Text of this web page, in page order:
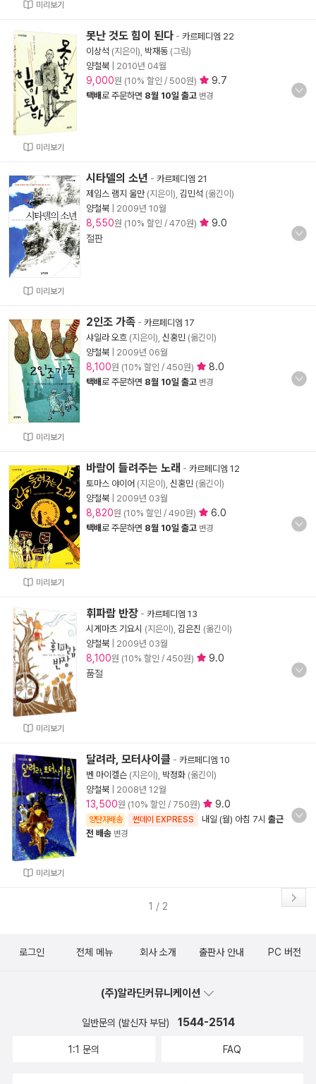
미리보기
미리보기
못난 것도 힘이 된다 - 카르페디엠 22
이상석 (지은이), 박재동 (그림)
양철북
2010년 04월
9,000원 (10% 할인 / 500원) 9.7
택배로 주문하면 8월 10일 출고 변경
미리보기
시타델의 소년 - 카르페디엠 21
제임스 램지 울만(지은이), 김민석 (옮긴이)
양철북
2009년 10월
8,550원 (10% 할인 / 470원)
9.0
절판
미리보기
2인조 가족 - 카르페디엠 17
샤일라 오흐 (지은이), 신홍민 (옮긴이)
양철북
2009년 06월
8,100원 (10% 할인 / 450원) 8.0
택배로 주문하면 8월 10일 출고 변경
미리보기
바람이 들려주는 노래 - 카르페디엠 12
토마스 야이어 (지은이), 신홍민 (옮긴이)
양철북
2009년 03월
8,820원 (10% 할인 / 490원) 6.0
택배로 주문하면 8월 10일 출고 변경
미리보기
휘파람 반장 - 카르페디엠 13
시게마츠 기요시 (지은이), 김은진 (옮긴이)
양철북
2009년 03월
8,100원 (10% 할인 / 450원)
9.0
품절
미리보기
달려라, 모터사이클 - 카르페디엠 10
벤 마이켈슨 (지은이), 박정화 (옮긴이)
양철북
2008년 12월
13,500원 (10% 할인 / 750원) 9.0
양탄자배송 썬데이 EXPRESS 내일 (월) 아침 7시 출근
전 배송 변경
1 / 2
로그인 전체 메뉴 회사 소개 출판사 안내 PC 버전
(주)알라딘커뮤니케이션
일반문의 (발신자 부담) 1544-2514
1:1 문의 FAQ